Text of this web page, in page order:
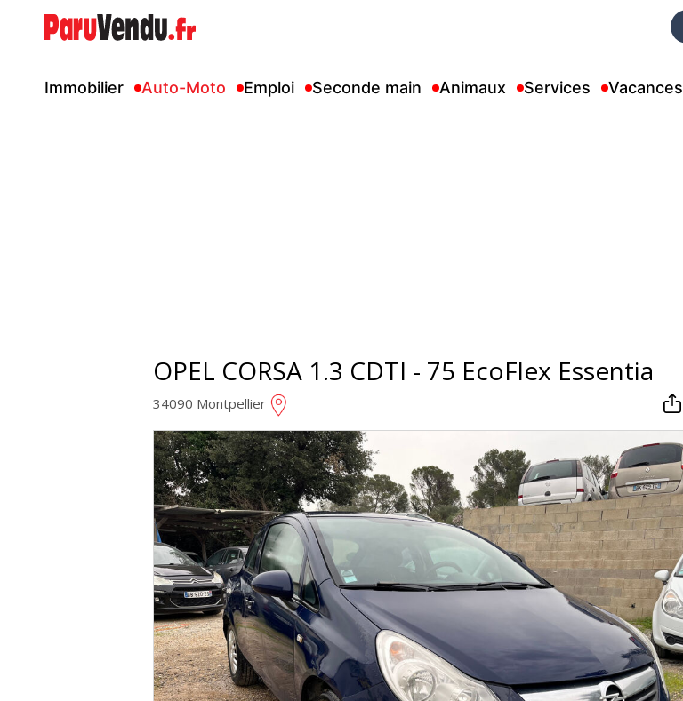
Immobilier Auto-Moto Emploi Seconde main Animaux Services Vacances
OPEL CORSA 1.3 CDTI - 75 EcoFlex Essentia
34090 Montpellier